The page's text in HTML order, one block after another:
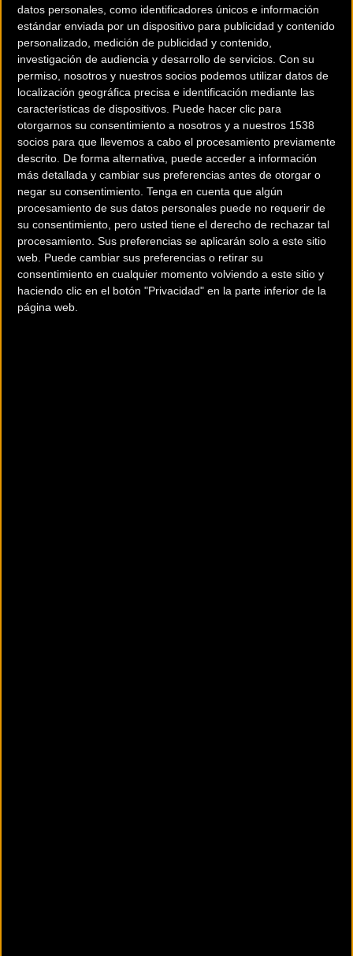
datos personales, como identificadores únicos e información
estándar enviada por un dispositivo para publicidad y contenido
personalizado, medición de publicidad y contenido,
investigación de audiencia y desarrollo de servicios. Con su
permiso, nosotros y nuestros socios podemos utilizar datos de
localización geográfica precisa e identificación mediante las
características de dispositivos. Puede hacer clic para
otorgarnos su consentimiento a nosotros y a nuestros 1538
socios para que llevemos a cabo el procesamiento previamente
descrito. De forma alternativa, puede acceder a información
más detallada y cambiar sus preferencias antes de otorgar o
negar su consentimiento. Tenga en cuenta que algún
procesamiento de sus datos personales puede no requerir de
su consentimiento, pero usted tiene el derecho de rechazar tal
procesamiento. Sus preferencias se aplicarán solo a este sitio
web. Puede cambiar sus preferencias o retirar su
consentimiento en cualquier momento volviendo a este sitio y
haciendo clic en el botón "Privacidad" en la parte inferior de la
página web.
DIRECCIONES
MANILLARES
PEDALES
POTENCIAS
TIJAS
ZAPATAS Y PASTILLAS